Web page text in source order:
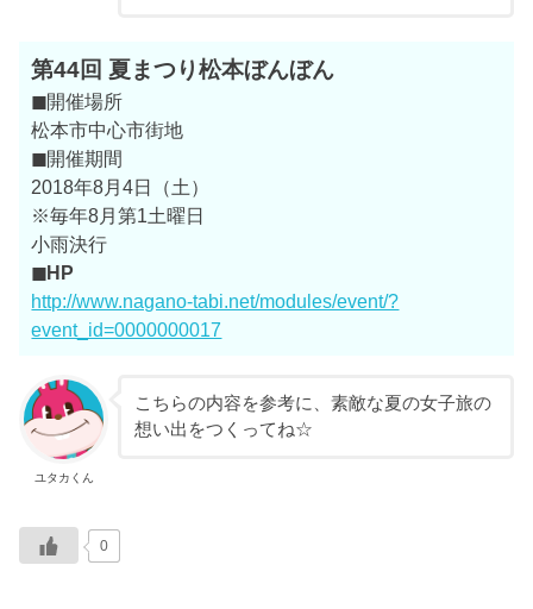
第44回 夏まつり松本ぼんぼん
◼開催場所
松本市中心市街地
◼開催期間
2018年8月4日（土）
※毎年8月第1土曜日
小雨決行
◼HP
http://www.nagano-tabi.net/modules/event/?
event_id=0000000017
ユタカくん
こちらの内容を参考に、素敵な夏の女子旅の
想い出をつくってね☆
0